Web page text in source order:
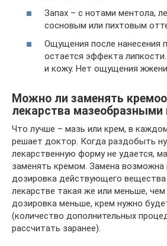
Запах – с нотами ментола,
сосновым или пихтовым
Ощущения после нанесения
остается эффекта
и кожу. Нет ощущения
Можно ли заменять
лекарства мазеобразными
Что лучше – мазь или крем, в
решает доктор. Когда раздобыть
лекарственную форму не удается,
заменять кремом. Замена возможна
дозировка действующего
лекарстве такая же или меньше, чем
дозировка меньше, крем нужно
(количество дополнительных
рассчитать заранее).